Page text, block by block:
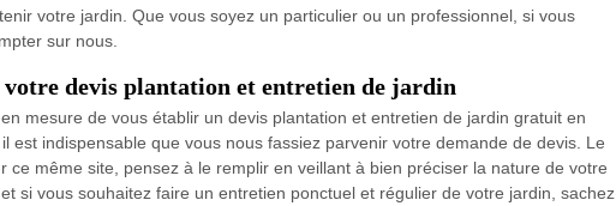
votre jardin. Que vous soyez un particulier ou un professionnel, si vous
sur nous.
devis plantation et entretien de jardin
mesure de vous établir un devis plantation et entretien de jardin gratuit en
est indispensable que vous nous fassiez parvenir votre demande de devis. Le
ce même site, pensez à le remplir en veillant à bien préciser la nature de votre
si vous souhaitez faire un entretien ponctuel et régulier de votre jardin, sachez